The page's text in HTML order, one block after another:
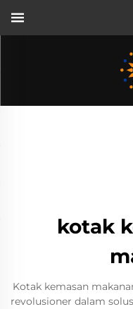
kotak
Kotak kemasan
revolusioner dalam